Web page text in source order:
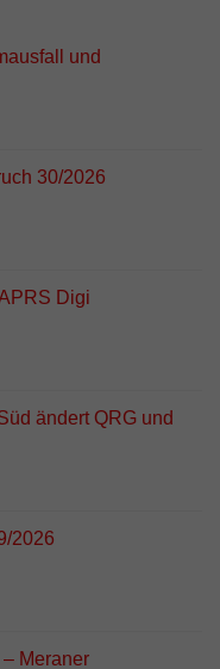
und
30/2026
Digi
ändert QRG und
2026
Meraner